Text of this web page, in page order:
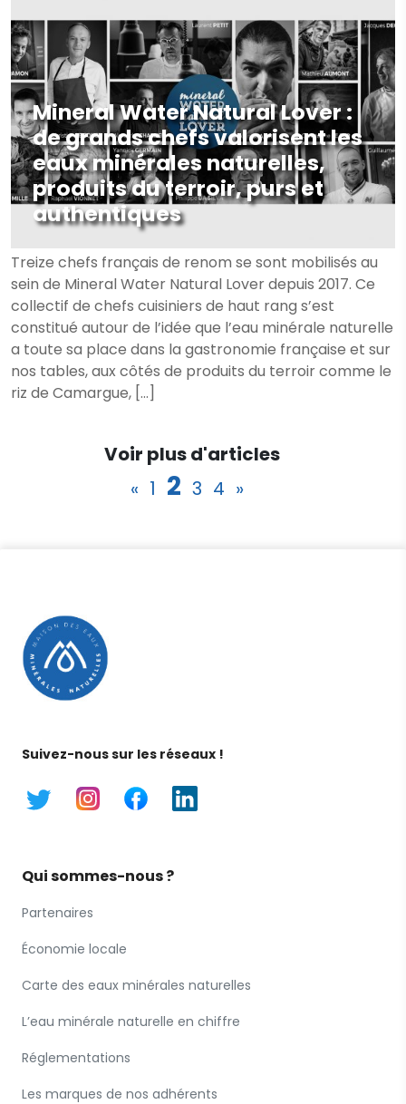
Mineral Water Natural Lover :
de grands chefs valorisent les
eaux minérales naturelles,
produits du terroir, purs et
authentiques
Treize chefs français de renom se sont mobilisés au
sein de Mineral Water Natural Lover depuis 2017. Ce
collectif de chefs cuisiniers de haut rang s’est
constitué autour de l’idée que l’eau minérale naturelle
a toute sa place dans la gastronomie française et sur
nos tables, aux côtés de produits du terroir comme le
riz de Camargue, […]
Voir plus d'articles
« 1 2 3 4 »
Suivez-nous sur les réseaux !
Qui sommes-nous ?
Partenaires
Économie locale
Carte des eaux minérales naturelles
L’eau minérale naturelle en chiffre
Réglementations
Les marques de nos adhérents